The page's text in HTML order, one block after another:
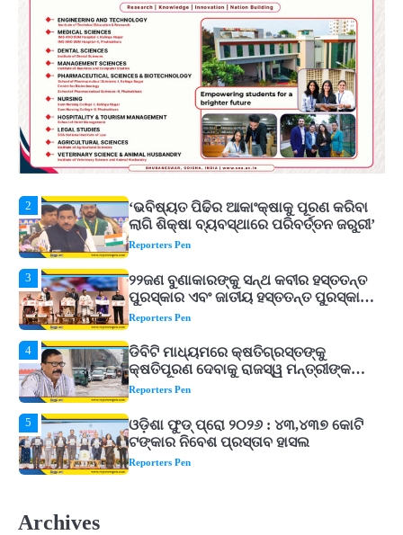
ଟଙ୍କାର ନିବେଶ ପ୍ରସ୍ତାବ ହାସଲ
Reporters Pen
ଘରର ବାସ୍ତୁଦୋଷ ଦୂର କରିବ ଲିଲି ଫୁଲ!
Reporters Pen
‘ଭବିଷ୍ୟତ ପିଢିର ଆକାଂକ୍ଷାକୁ ପୂରଣ କରିବା
ଲାଗି ଶିକ୍ଷା ବ୍ୟବସ୍ଥାରେ ପରିବର୍ତ୍ତନ ଜରୁରୀ’
Reporters Pen
3
୨୨ଜଣ ବୁଣାକାରଙ୍କୁ ସନ୍ଥ କବୀର ହସ୍ତତନ୍ତ
ପୁରସ୍କାର ଏବଂ ଜାତୀୟ ହସ୍ତତନ୍ତ ପୁରସ୍କାର
ପ୍ରଦାନ, ଓଡ଼ିଶାରୁ ୨ ଜଣଙ୍କୁ ମିଳିଲା
Reporters Pen
4
ଡିବିଟି ମାଧ୍ୟମରେ କ୍ଷତିଗ୍ରସ୍ତଙ୍କୁ
କ୍ଷତିପୂରଣ ଦେବାକୁ ରାଜସ୍ୱ ମନ୍ତ୍ରୀଙ୍କ
ନିର୍ଦ୍ଦେଶ
Reporters Pen
5
ଓଡ଼ିଶା ଫୁଡ୍ ପ୍ରୋ ୨୦୨୬ : ୪୩,୪୩୭ କୋଟି
ଟଙ୍କାର ନିବେଶ ପ୍ରସ୍ତାବ ହାସଲ
Reporters Pen
1
ଘରର ବାସ୍ତୁଦୋଷ ଦୂର କରିବ ଲିଲି ଫୁଲ!
Reporters Pen
Archives